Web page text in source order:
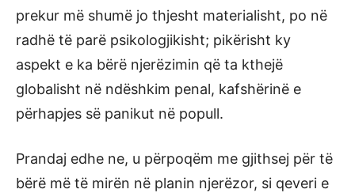
prekur më shumë jo thjesht materialisht, po në
radhë të parë psikologjikisht; pikërisht ky
aspekt e ka bërë njerëzimin që ta kthejë
globalisht në ndëshkim penal, kafshërinë e
përhapjes së panikut në popull.
Prandaj edhe ne, u përpoqëm me gjithsej për të
bërë më të mirën në planin njerëzor, si qeveri e